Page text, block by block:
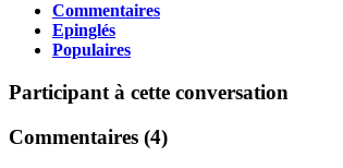
Commentaires
Epinglés
Populaires
Participant à cette conversation
Commentaires (4)